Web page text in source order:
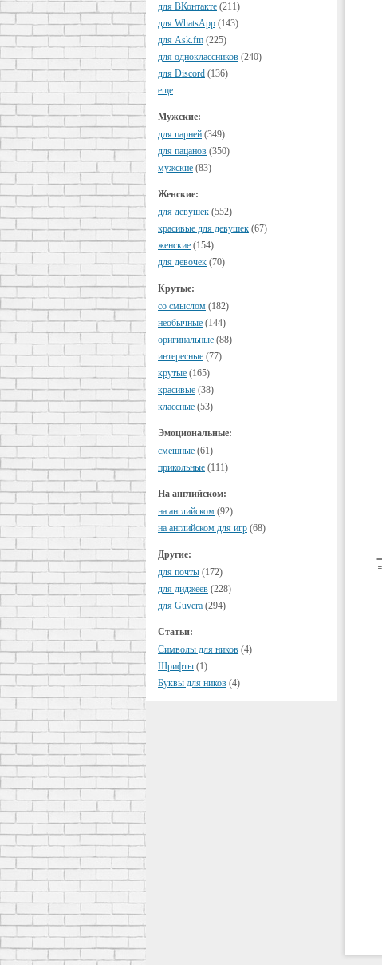
для ВКонтакте (211)
для WhatsApp (143)
для Ask.fm (225)
для одноклассников (240)
для Discord (136)
еще
Мужские:
для парней (349)
для пацанов (350)
мужские (83)
Женские:
для девушек (552)
красивые для девушек (67)
женские (154)
для девочек (70)
Крутые:
cо смыслом (182)
необычные (144)
оригинальные (88)
интересные (77)
крутые (165)
красивые (38)
классные (53)
Эмоциональные:
смешные (61)
прикольные (111)
На английском:
на английском (92)
на английском для игр (68)
Другие:
для почты (172)
для диджеев (228)
для Guvera (294)
Статьи:
Символы для ников (4)
Шрифты (1)
Буквы для ников (4)